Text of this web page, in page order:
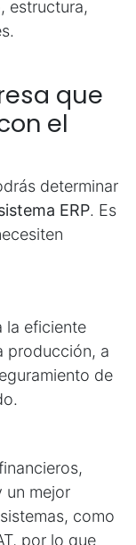
estructura,
que
el
determinar
ERP. Es
la eficiente
producción, a
de
un mejor
como
por lo que